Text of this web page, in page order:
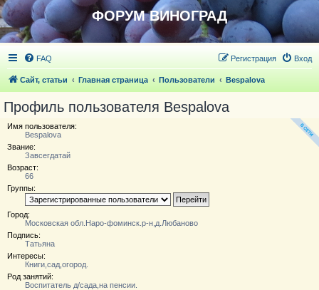
ФОРУМ ВИНОГРАД
FAQ Вход
Регистрация
Сайт, статьи Главная страница Пользователи Bespalova
Профиль пользователя Bespalova
Имя пользователя:
Bespalova
Звание:
Завсегдатай
Возраст:
66
Группы:
Город:
Московская обл.Наро-фоминск.р-н,д.Любаново
Подпись:
Татьяна
Интересы:
Книги,сад,огород.
Род занятий:
Воспитатель д/сада,на пенсии.